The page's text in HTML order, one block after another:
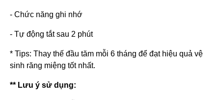
- Chức năng ghi nhớ
- Tự động tắt sau 2 phút
* Tips: Thay thế đầu tăm mỗi 6 tháng để đạt hiệu quả vệ
sinh răng miệng tốt nhất.
** Lưu ý sử dụng: